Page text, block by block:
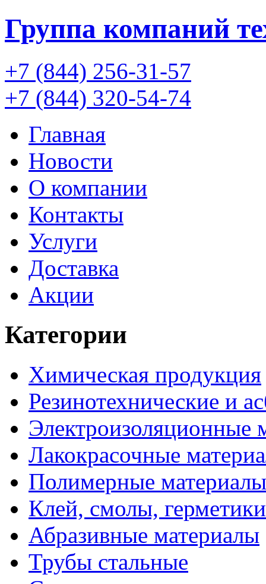
Группа компаний
+7 (844) 256-31-57
+7 (844) 320-54-74
Главная
Новости
О компании
Контакты
Услуги
Доставка
Акции
Категории
Химическая продукция
Резинотехнические и
Электроизоляционные
Лакокрасочные
Полимерные материалы
Клей, смолы, герметики
Абразивные материалы
Трубы стальные